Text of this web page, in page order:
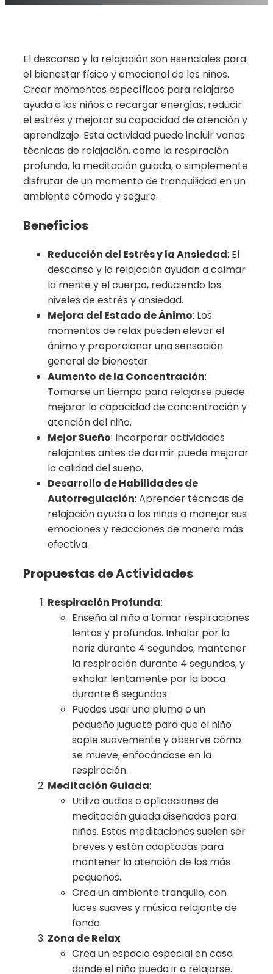
El descanso y la relajación son esenciales para
el bienestar físico y emocional de los niños.
Crear momentos específicos para relajarse
ayuda a los niños a recargar energías, reducir
el estrés y mejorar su capacidad de atención y
aprendizaje. Esta actividad puede incluir varias
técnicas de relajación, como la respiración
profunda, la meditación guiada, o simplemente
disfrutar de un momento de tranquilidad en un
ambiente cómodo y seguro.
Beneficios
Reducción del Estrés y la Ansiedad: El
descanso y la relajación ayudan a calmar
la mente y el cuerpo, reduciendo los
niveles de estrés y ansiedad.
Mejora del Estado de Ánimo: Los
momentos de relax pueden elevar el
ánimo y proporcionar una sensación
general de bienestar.
Aumento de la Concentración:
Tomarse un tiempo para relajarse puede
mejorar la capacidad de concentración y
atención del niño.
Mejor Sueño: Incorporar actividades
relajantes antes de dormir puede mejorar
la calidad del sueño.
Desarrollo de Habilidades de
Autorregulación: Aprender técnicas de
relajación ayuda a los niños a manejar sus
emociones y reacciones de manera más
efectiva.
Propuestas de Actividades
Respiración Profunda:
Enseña al niño a tomar respiraciones
lentas y profundas. Inhalar por la
nariz durante 4 segundos, mantener
la respiración durante 4 segundos, y
exhalar lentamente por la boca
durante 6 segundos.
Puedes usar una pluma o un
pequeño juguete para que el niño
sople suavemente y observe cómo
se mueve, enfocándose en la
respiración.
Meditación Guiada:
Utiliza audios o aplicaciones de
meditación guiada diseñadas para
niños. Estas meditaciones suelen ser
breves y están adaptadas para
mantener la atención de los más
pequeños.
Crea un ambiente tranquilo, con
luces suaves y música relajante de
fondo.
Zona de Relax:
Crea un espacio especial en casa
donde el niño pueda ir a relajarse.